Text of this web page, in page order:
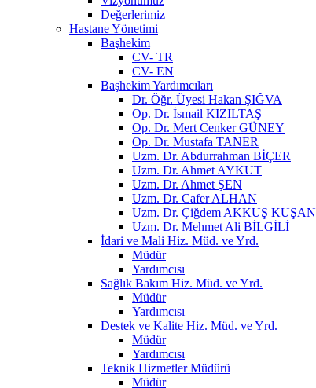
Değerlerimiz
Hastane Yönetimi
Başhekim
CV- TR
CV- EN
Başhekim Yardımcıları
Dr. Öğr. Üyesi Hakan ŞIĞVA
Op. Dr. İsmail KIZILTAŞ
Op. Dr. Mert Cenker GÜNEY
Op. Dr. Mustafa TANER
Uzm. Dr. Abdurrahman BİÇER
Uzm. Dr. Ahmet AYKUT
Uzm. Dr. Ahmet ŞEN
Uzm. Dr. Cafer ALHAN
Uzm. Dr. Çiğdem AKKUŞ KUŞAN
Uzm. Dr. Mehmet Ali BİLGİLİ
İdari ve Mali Hiz. Müd. ve Yrd.
Müdür
Yardımcısı
Sağlık Bakım Hiz. Müd. ve Yrd.
Müdür
Yardımcısı
Destek ve Kalite Hiz. Müd. ve Yrd.
Müdür
Yardımcısı
Teknik Hizmetler Müdürü
Müdür